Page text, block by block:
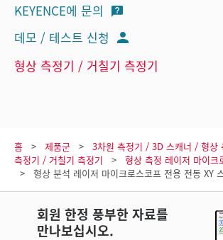
KEYENCE에 문의
데모 / 테스트 신청
형상 측정기 / 거칠기 측정기
홈 제품군 3차원 측정기 / 3D 스캐너 / 형상
측정기 / 거칠기 측정기
형상 측정 레이저 마이크
형상 분석 레이저 마이크로스코프 전용 전동 XY
회원 한정 풍부한 자료를
만나보십시오.